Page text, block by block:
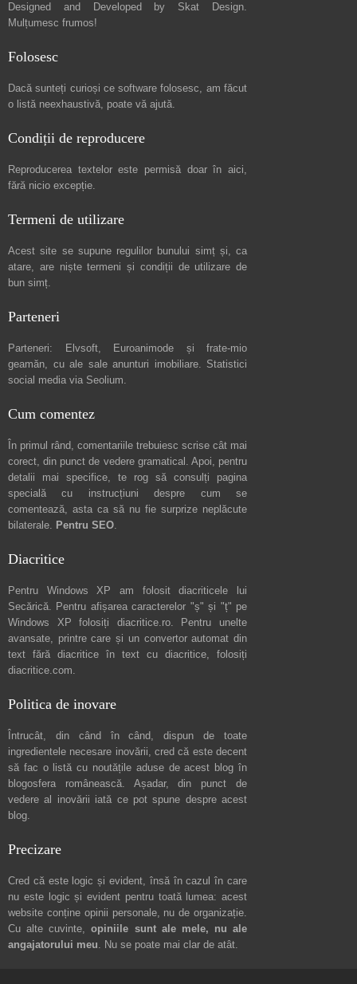
Designed and Developed by Skat Design.
Mulțumesc frumos!
Folosesc
Dacă sunteți curioși ce software folosesc, am făcut
o listă neexhaustivă, poate vă ajută.
Condiții de reproducere
Reproducerea textelor este permisă doar în aici,
fără nicio excepție.
Termeni de utilizare
Acest site se supune regulilor bunului simț și, ca
atare, are niștetermeni și condiții de utilizare de
bun simț.
Parteneri
Parteneri: Elvsoft, Euroanimode și frate-mio
geamăn, cu ale sale anunturi imobiliare. Statistici
social media via Seolium.
Cum comentez
În primul rând, comentariile trebuiesc scrise cât mai
corect, din punct de vedere gramatical. Apoi, pentru
detalii mai specifice, te rog să consulți pagina
specială cu instrucțiuni despre cum se
comentează, asta ca să nu fie surprize neplăcute
bilaterale. Pentru SEO.
Diacritice
Pentru Windows XP am folosit diacriticele lui
Secărică. Pentru afișarea caracterelor "ș" și "ț" pe
Windows XP folosiți diacritice.ro. Pentru unelte
avansate, printre care și un convertor automat din
text fără diacritice în text cu diacritice, folosiți
diacritice.com.
Politica de inovare
Întrucât, din când în când, dispun de toate
ingredientele necesare inovării, cred că este decent
să fac o listă cu noutățile aduse de acest blog în
blogosfera românească. Așadar, din punct de
vedere al inovării iată ce pot spune despre acest
blog.
Precizare
Cred că este logic și evident, însă în cazul în care
nu este logic și evident pentru toată lumea: acest
website conține opinii personale, nu de organizație.
Cu alte cuvinte,opiniile sunt ale mele, nu ale
angajatorului meu. Nu se poate mai clar de atât.